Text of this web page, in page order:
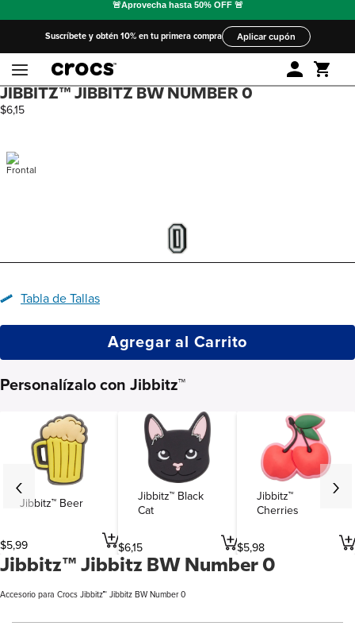
Suscríbete y obtén 10% en tu primera compra Aplicar cupón
JIBBITZ™ JIBBITZ BW NUMBER 0
$6,15
Tabla de Tallas
Agregar al Carrito
Personalízalo con Jibbitz™
Jibbitz™ Beer
$5,99
Jibbitz™ Black
Cat
$6,15
Jibbitz™
Cherries
$5,98
Jibbitz™ Jibbitz BW Number 0
Accesorio para Crocs Jibbitz™ Jibbitz BW Number 0